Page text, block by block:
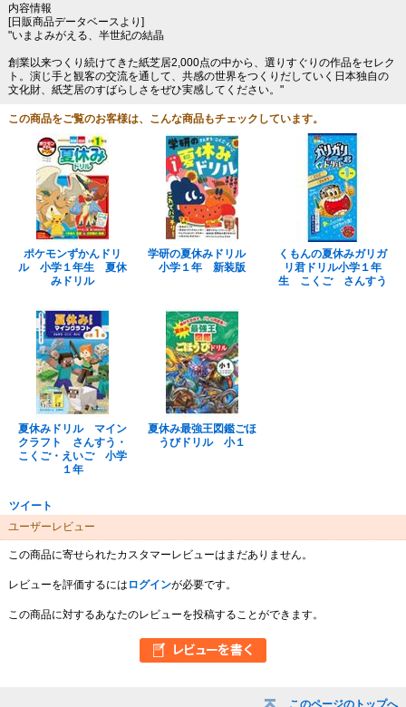
このページのトップへ
内容情報
[日販商品データベースより]
"いまよみがえる、半世紀の結晶
創業以来つくり続けてきた紙芝居2,000点の中から、選りすぐりの作品をセレク
ト。演じ手と観客の交流を通して、共感の世界をつくりだしていく日本独自の
文化財、紙芝居のすばらしさをぜひ実感してください。"
この商品をご覧のお客様は、こんな商品もチェックしています。
ポケモンずかんドリ
ル 小学１年生 夏休
みドリル
学研の夏休みドリル
小学１年 新装版
くもんの夏休みガリガ
リ君ドリル小学１年
生 こくご さんすう
夏休みドリル マイン
クラフト さんすう・
こくご・えいご 小学
１年
夏休み最強王図鑑ごほ
うびドリル 小１
ツイート
ユーザーレビュー
この商品に寄せられたカスタマーレビューはまだありません。
レビューを評価するには ログインが必要です。
この商品に対するあなたのレビューを投稿することができます。